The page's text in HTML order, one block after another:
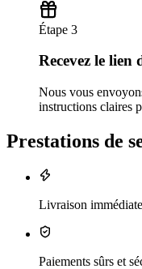
Étape 3
Recevez le lien
Nous vous
instructions claires
Prestations de
Livraison immédiate
Paiements sûrs et